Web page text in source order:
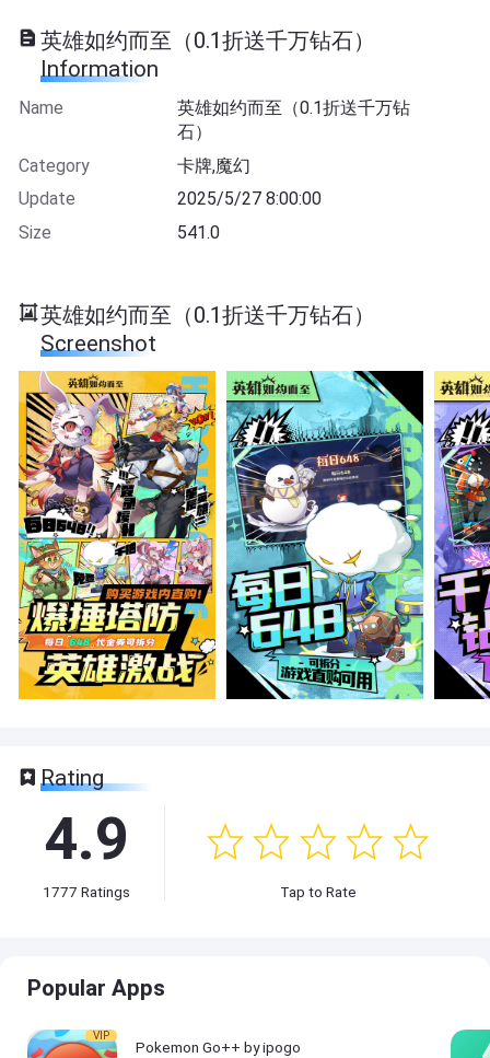
英雄如约而至（0.1折送千万钻石）
Information
Name
英雄如约而至（0.1折送千万钻
石）
Category
卡牌,魔幻
Update
2025/5/27 8:00:00
Size
541.0
英雄如约而至（0.1折送千万钻石）
Screenshot
Rating
4.9
1777 Ratings Tap to Rate
Popular Apps
VIP
Pokemon Go++ by ipogo